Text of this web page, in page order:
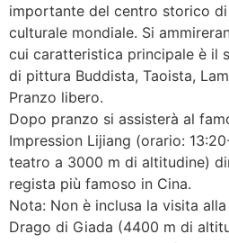
importante del centro storico
culturale mondiale. Si
cui caratteristica principale è il
di pittura Buddista, Taoista,
Pranzo libero.
Dopo pranzo si assisterà al
Impression Lijiang (orario:
teatro a 3000 m di altitudine)
regista più famoso in Cina.
Nota: Non è inclusa la visita
Drago di Giada (4400 m di